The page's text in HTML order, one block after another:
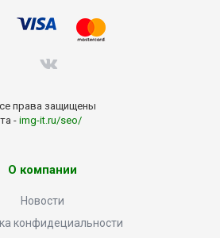
права защищены
-img-it.ru/seo/
О компании
Новости
конфидециальности